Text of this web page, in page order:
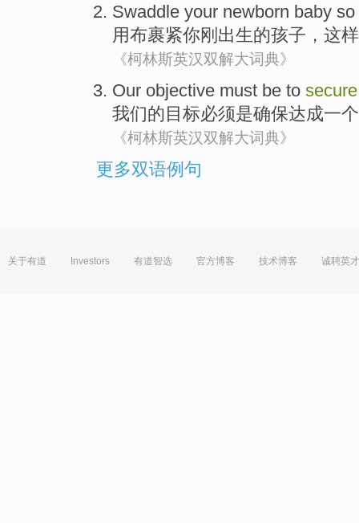
Swaddle your newborn baby so
用布裹紧你刚出生的孩子 ， 这样
《柯林斯英汉双解大词典》
Our objective must be to secure
我们的 目标必须是确保达成一个
《柯林斯英汉双解大词典》
更多双语例句
关于有道 Investors 有道智选 官方博客 技术博客 诚聘英才